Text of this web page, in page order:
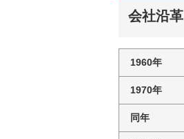
会社沿革
1960年
1970年
同年